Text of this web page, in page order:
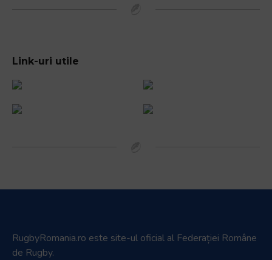
Link-uri utile
RugbyRomania.ro este site-ul oficial al Federației Române
de Rugby.